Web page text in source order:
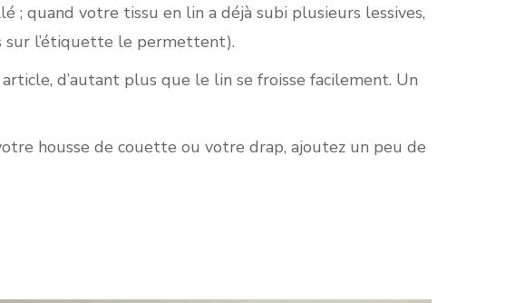
; quand votre tissu en lin a déjà subi plusieurs lessives,
sur l’étiquette le permettent).
d’autant plus que le lin se froisse facilement. Un
housse de couette ou votre drap, ajoutez un peu de